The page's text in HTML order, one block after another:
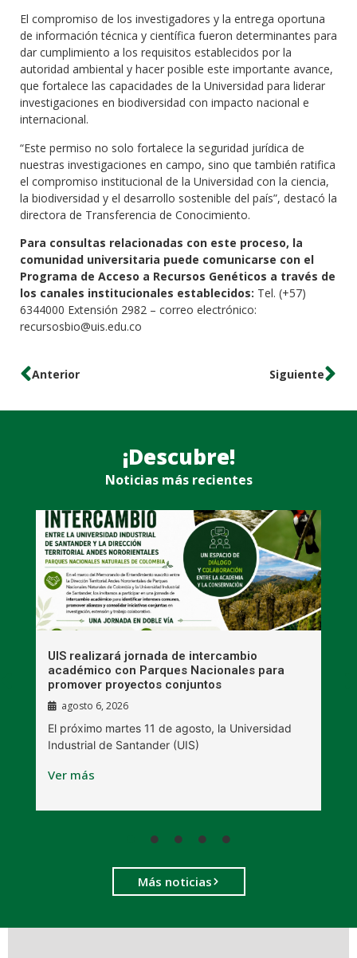
El compromiso de los investigadores y la entrega oportuna
de información técnica y científica fueron determinantes para
dar cumplimiento a los requisitos establecidos por la
autoridad ambiental y hacer posible este importante avance,
que fortalece las capacidades de la Universidad para liderar
investigaciones en biodiversidad con impacto nacional e
internacional.
“Este permiso no solo fortalece la seguridad jurídica de
nuestras investigaciones en campo, sino que también ratifica
el compromiso institucional de la Universidad con la ciencia,
la biodiversidad y el desarrollo sostenible del país”, destacó la
directora de Transferencia de Conocimiento.
Para consultas relacionadas con este proceso, la
comunidad universitaria puede comunicarse con el
Programa de Acceso a Recursos Genéticos a través de
los canales institucionales establecidos: Tel. (+57)
6344000 Extensión 2982 – correo electrónico:
recursosbio@uis.edu.co
Anterior Siguiente
¡Descubre!
Noticias más recientes
UIS realizará jornada de intercambio
académico con Parques Nacionales para
promover proyectos conjuntos
agosto 6, 2026
El próximo martes 11 de agosto, la Universidad
Industrial de Santander (UIS)
Ver más
Más noticias